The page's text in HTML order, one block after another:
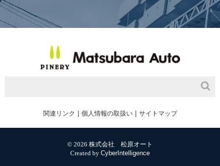
関連リンク 個人情報の取扱い サイトマップ
© 2026 株式会社 松原オート
Created by CyberIntelligence